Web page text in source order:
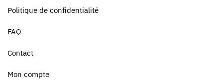
Politique de confidentialité
FAQ
Contact
Mon compte